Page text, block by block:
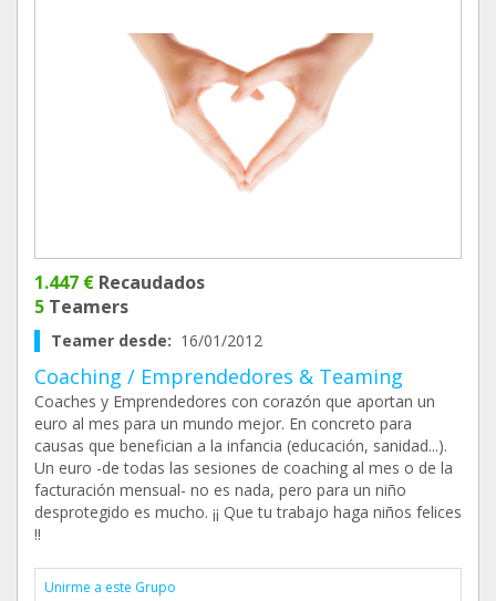
1.447 € Recaudados
5 Teamers
Teamer desde: 16/01/2012
Coaching / Emprendedores & Teaming
Coaches y Emprendedores con corazón que aportan un
euro al mes para un mundo mejor. En concreto para
causas que benefician a la infancia (educación, sanidad...).
Un euro -de todas las sesiones de coaching al mes o de la
facturación mensual- no es nada, pero para un niño
desprotegido es mucho. ¡¡ Que tu trabajo haga niños felices
!!
Unirme a este Grupo